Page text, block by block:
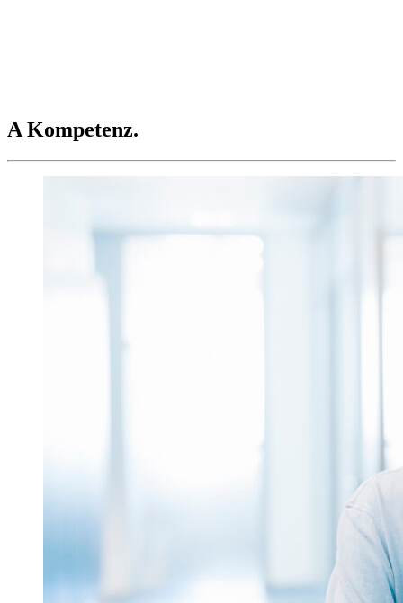
A Kompetenz.